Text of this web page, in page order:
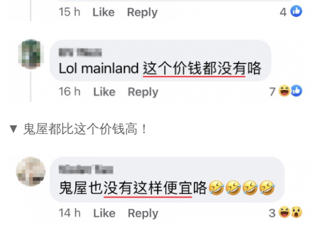
▼ 鬼屋都比这个价钱高！